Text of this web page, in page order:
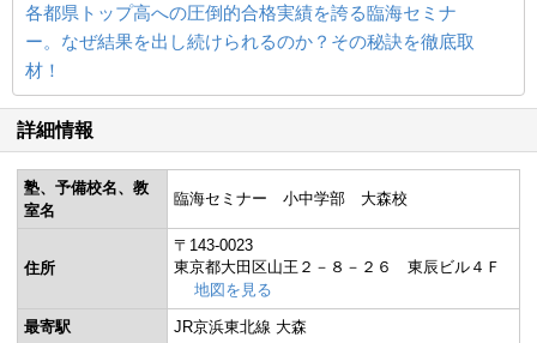
各都県トップ高への圧倒的合格実績を誇る臨海セミナ
ー。なぜ結果を出し続けられるのか？その秘訣を徹底取
材！
詳細情報
塾、予備校名、教
室名
臨海セミナー 小中学部 大森校
住所
〒143-0023
東京都大田区山王２－８－２６ 東辰ビル４Ｆ
地図を見る
最寄駅
JR京浜東北線 大森